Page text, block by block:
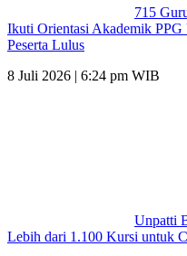
715
Ikuti Orientasi Akademik PPG
Peserta Lulus
8 Juli 2026 | 6:24 pm WIB
Unpatti
Lebih dari 1.100 Kursi untuk